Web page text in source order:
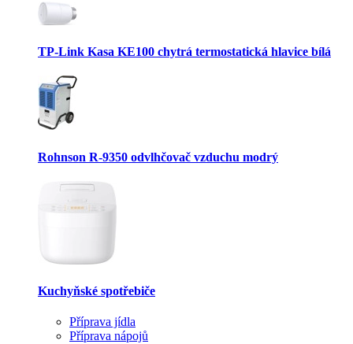
TP-Link Kasa KE100 chytrá termostatická hlavice bílá
Rohnson R-9350 odvlhčovač vzduchu modrý
Kuchyňské spotřebiče
Příprava jídla
Příprava nápojů